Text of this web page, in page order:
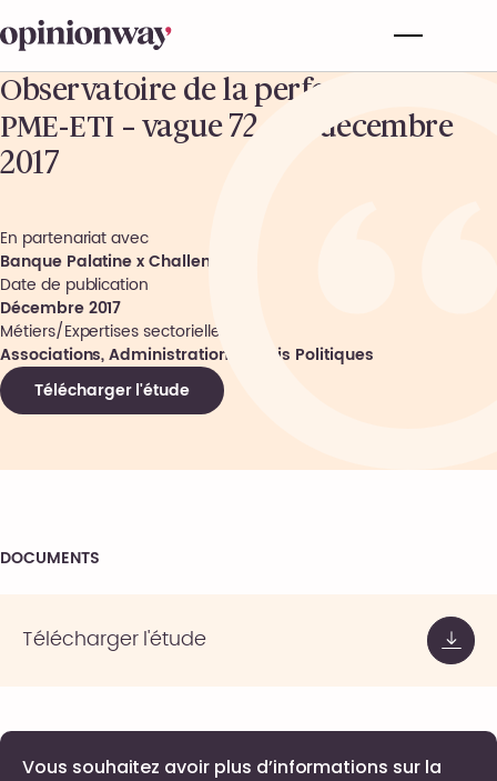
Observatoire de la performance des
PME-ETI – vague 72 – 21 décembre
2017
En partenariat avec
Banque Palatine x Challenges
Date de publication
Décembre 2017
Métiers/Expertises sectorielles
Associations, Administrations, Partis Politiques
Télécharger l'étude
DOCUMENTS
Télécharger l'étude
Vous souhaitez avoir plus d’informations sur la